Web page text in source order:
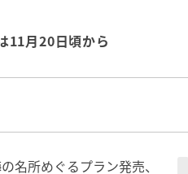
11月20日頃から
名所めぐるプラン発売、